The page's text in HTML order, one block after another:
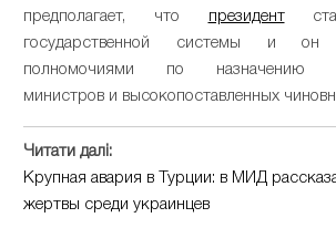
предполагает, что
президент
государственной системы и он
полномочиями по назначению
министров и высокопоставленных
Читати далі:
Крупная авария в Турции: в МИД
жертвы среди украинцев